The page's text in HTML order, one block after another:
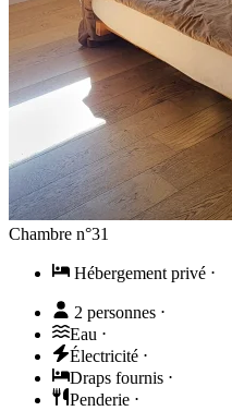
Chambre n°31
Hébergement privé ⋅
2 personnes ⋅
Eau ⋅
Électricité ⋅
Draps fournis ⋅
Penderie ⋅